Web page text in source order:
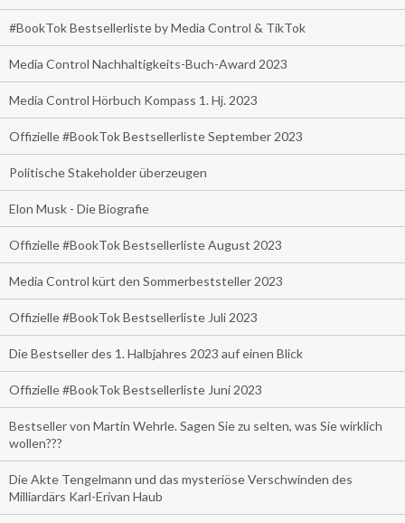
#BookTok Bestsellerliste by Media Control & TikTok
Media Control Nachhaltigkeits-Buch-Award 2023
Media Control Hörbuch Kompass 1. Hj. 2023
Offizielle #BookTok Bestsellerliste September 2023
Politische Stakeholder überzeugen
Elon Musk - Die Biografie
Offizielle #BookTok Bestsellerliste August 2023
Media Control kürt den Sommerbeststeller 2023
Offizielle #BookTok Bestsellerliste Juli 2023
Die Bestseller des 1. Halbjahres 2023 auf einen Blick
Offizielle #BookTok Bestsellerliste Juni 2023
Bestseller von Martin Wehrle. Sagen Sie zu selten, was Sie wirklich
wollen???
Die Akte Tengelmann und das mysteriöse Verschwinden des
Milliardärs Karl-Erivan Haub